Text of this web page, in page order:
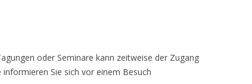
oder Seminare kann zeitweise der Zugang
Sie sich vor einem Besuch